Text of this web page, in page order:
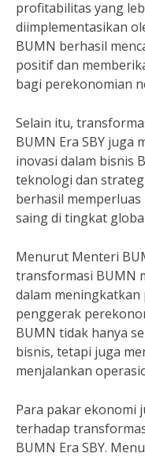
profitabilitas yang
diimplementasikan
BUMN berhasil
positif dan
bagi perekonomian
Selain itu,
BUMN Era SBY juga
inovasi dalam bisnis
teknologi dan
berhasil
saing di tingkat
Menurut Menteri
transformasi BUMN
dalam
penggerak
BUMN tidak hanya
bisnis, tetapi juga
menjalankan
Para pakar ekonomi
terhadap
BUMN Era SBY.